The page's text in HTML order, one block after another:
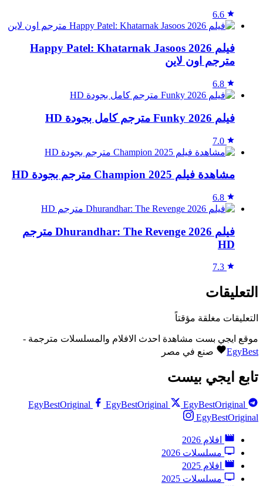
6.6
فيلم Happy Patel: Khatarnak Jasoos 2026
مترجم اون لاين
6.8
فيلم Funky 2026 مترجم كامل بجودة HD
7.0
مشاهدة فيلم Champion 2025 مترجم بجودة HD
6.8
فيلم Dhurandhar: The Revenge 2026 مترجم
HD
7.3
التعليقات
التعليقات مغلقة مؤقتاً
موقع ايجي بست مشاهدة احدث الافلام والمسلسلات مترجمة -
EgyBest
صنع في مصر
تابع ايجي بيست
EgyBestOriginal EgyBestOriginal
EgyBestOriginal
EgyBestOriginal
افلام 2026
مسلسلات 2026
افلام 2025
مسلسلات 2025